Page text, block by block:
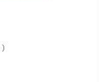
)